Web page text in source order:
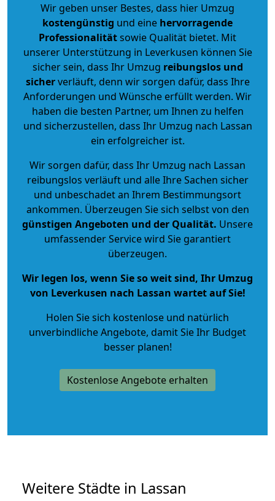
Wir geben unser Bestes, dass hier Umzug
kostengünstig und eine hervorragende
Professionalitätsowie Qualität bietet. Mit
unserer Unterstützung in Leverkusen können Sie
sicher sein, dass Ihr Umzug reibungslos und
sicherverläuft, denn wir sorgen dafür, dass Ihre
Anforderungen und Wünsche erfüllt werden. Wir
haben die besten Partner, um Ihnen zu helfen
und sicherzustellen, dass Ihr Umzug nach Lassan
ein erfolgreicher ist.
Wir sorgen dafür, dass Ihr Umzug nach Lassan
reibungslos verläuft und alle Ihre Sachen sicher
und unbeschadet an Ihrem Bestimmungsort
ankommen. Überzeugen Sie sich selbst von den
günstigen Angeboten und der Qualität. Unsere
umfassender Service wird Sie garantiert
überzeugen.
Wir legen los, wenn Sie so weit sind, Ihr Umzug
von Leverkusen nach Lassan wartet auf Sie!
Holen Sie sich kostenlose und natürlich
unverbindliche Angebote, damit Sie Ihr Budget
besser planen!
Kostenlose Angebote erhalten
Weitere Städte in Lassan